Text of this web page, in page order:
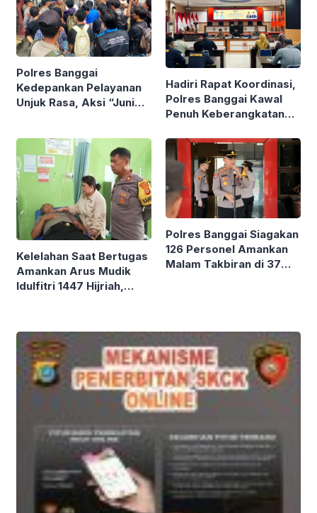
Polres Banggai
Kedepankan Pelayanan
Unjuk Rasa, Aksi “Juni
Hadiri Rapat Koordinasi,
Polres Banggai Kawal
Penuh Keberangkatan
Kelelahan Saat Bertugas
Amankan Arus Mudik
Idulfitri 1447 Hijriah,
Polres Banggai Siagakan
126 Personel Amankan
Malam Takbiran di 37